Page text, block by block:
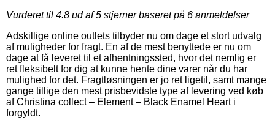
Vurderet til 4.8 ud af 5 stjerner baseret på 6 anmeldelser
Adskillige online outlets tilbyder nu om dage et stort udvalg
af muligheder for fragt. En af de mest benyttede er nu om
dage at få leveret til et afhentningssted, hvor det nemlig er
ret fleksibelt for dig at kunne hente dine varer når du har
mulighed for det. Fragtløsningen er jo ret ligetil, samt mange
gange tillige den mest prisbevidste type af levering ved køb
af Christina collect – Element – Black Enamel Heart i
forgyldt.